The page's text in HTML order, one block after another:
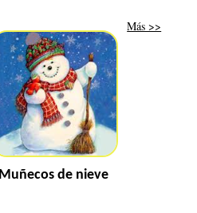
Muñecos de nieve
Más >>